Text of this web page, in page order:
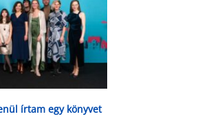
írtam egy könyvet